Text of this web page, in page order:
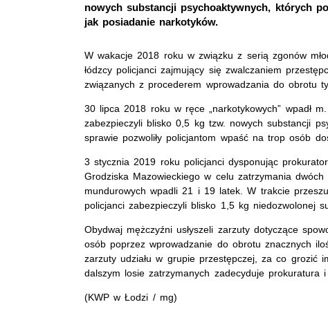
nowych substancji psychoaktywnych, których
jak posiadanie narkotyków.
W wakacje 2018 roku w związku z serią zgonów
łódzcy policjanci zajmujący się zwalczaniem
związanych z procederem wprowadzania do obrotu
30 lipca 2018 roku w ręce „narkotykowych” wpadł
zabezpieczyli blisko 0,5 kg tzw. nowych substancji
sprawie pozwoliły policjantom wpaść na trop osób
3 stycznia 2019 roku policjanci dysponując
Grodziska Mazowieckiego w celu zatrzymania
mundurowych wpadli 21 i 19 latek. W trakcie
policjanci zabezpieczyli blisko 1,5 kg niedozwolonej
Obydwaj mężczyźni usłyszeli zarzuty dotyczące
osób poprzez wprowadzanie do obrotu znacznych
zarzuty udziału w grupie przestępczej, za co
dalszym losie zatrzymanych zadecyduje prokuratura i
(KWP w Łodzi / mg)